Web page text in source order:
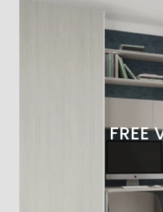
FREE